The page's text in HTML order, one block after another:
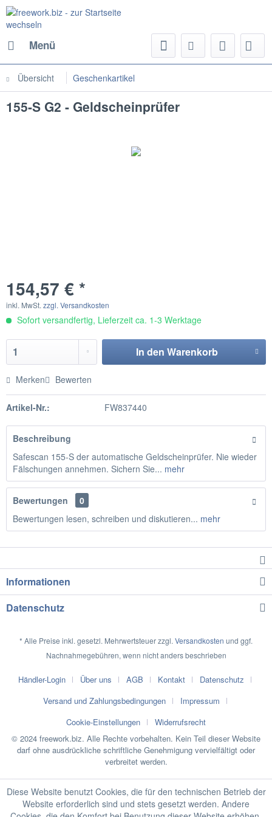
Menü
Übersicht Geschenkartikel
155-S G2 - Geldscheinprüfer
154,57 € *
inkl. MwSt. zzgl. Versandkosten
Sofort versandfertig, Lieferzeit ca. 1-3 Werktage
In den Warenkorb
Merken Bewerten
Artikel-Nr.: FW837440
Beschreibung
Safescan 155-S der automatische Geldscheinprüfer. Nie wieder
Fälschungen annehmen. Sichern Sie... mehr
Bewertungen
0
Bewertungen lesen, schreiben und diskutieren... mehr
Informationen
Datenschutz
* Alle Preise inkl. gesetzl. Mehrwertsteuer zzgl. Versandkosten und ggf.
Nachnahmegebühren, wenn nicht anders beschrieben
Händler-Login Über uns AGB Kontakt
Datenschutz
Versand und Zahlungsbedingungen
Impressum
Cookie-Einstellungen
Widerrufsrecht
© 2024 freework.biz. Alle Rechte vorbehalten. Kein Teil dieser Website
darf ohne ausdrückliche schriftliche Genehmigung vervielfältigt oder
verbreitet werden.
Diese Website benutzt Cookies, die für den technischen Betrieb der
Website erforderlich sind und stets gesetzt werden. Andere